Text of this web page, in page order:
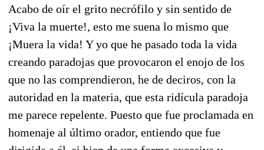
Acabo de oír el grito necrófilo y sin sentido de
¡Viva la muerte!, esto me suena lo mismo que
¡Muera la vida! Y yo que he pasado toda la vida
creando paradojas que provocaron el enojo de los
que no las comprendieron, he de deciros, con la
autoridad en la materia, que esta ridícula paradoja
me parece repelente. Puesto que fue proclamada en
homenaje al último orador, entiendo que fue